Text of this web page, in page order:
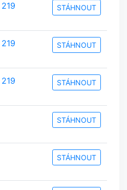
STÁHNOUT
STÁHNOUT
STÁHNOUT
STÁHNOUT
STÁHNOUT